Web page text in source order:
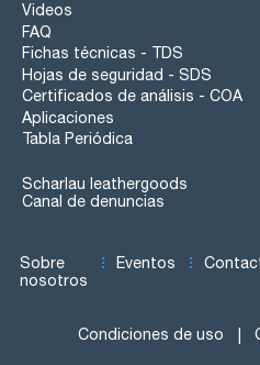
Videos
FAQ
Fichas técnicas - TDS
Hojas de seguridad - SDS
Certificados de análisis - COA
Aplicaciones
Tabla Periódica
Scharlau leathergoods
Canal de denuncias
Sobre
nosotros
Eventos
Condiciones de uso